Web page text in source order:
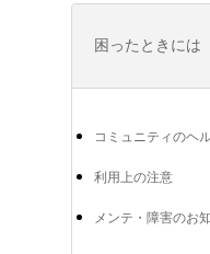
困ったときには
コミュニティのヘ
利用上の注意
メンテ・障害のお